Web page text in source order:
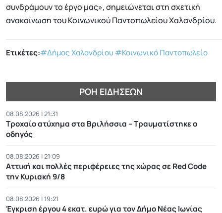
συνδράμουν το έργο μας», σημειώνεται στη σχετική
ανακοίνωση του Κοινωνικού Παντοπωλείου Χαλανδρίου.
Ετικέτες:#Δήμος Χαλανδρίου #Κοινωνικό Παντοπωλείο
ΡΟΉ ΕΙΔΉΣΕΩΝ
08.08.2026 | 21:31
Τροχαίο ατύχημα στα Βριλήσσια – Τραυματίστηκε ο
οδηγός
08.08.2026 | 21:09
Αττική και πολλές περιφέρειες της χώρας σε Red Code
την Κυριακή 9/8
08.08.2026 | 19:21
Έγκριση έργου 4 εκατ. ευρώ για τον Δήμο Νέας Ιωνίας